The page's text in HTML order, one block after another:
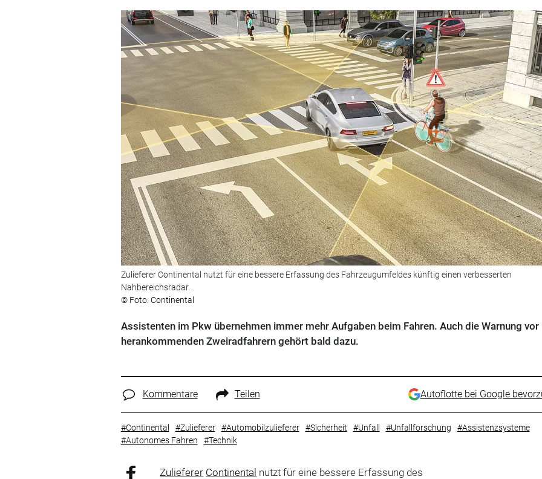
Zulieferer Continental nutzt für eine bessere Erfassung des Fahrzeugumfeldes künftig einen verbesserten
Nahbereichsradar.
© Foto: Continental
Assistenten im Pkw übernehmen immer mehr Aufgaben beim Fahren. Auch die Warnung vor
herankommenden Zweiradfahrern gehört bald dazu.
Kommentare Teilen Autoflotte bei Google
#Continental #Zulieferer #Automobilzulieferer #Sicherheit #Unfall #Unfallforschung
#Assistenzsysteme
#Autonomes Fahren
#Technik
Zulieferer Continental nutzt für eine bessere Erfassung des